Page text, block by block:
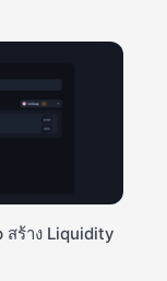
สร้าง Liquidity